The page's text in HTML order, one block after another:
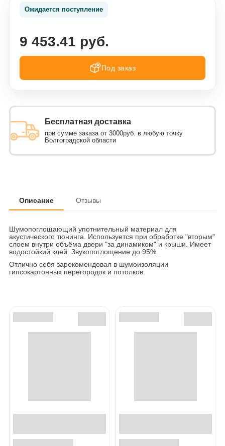
Ожидается поступление
9 453.41 руб.
Под заказ
Бесплатная доставка
при сумме заказа от 3000руб. в любую точку
Волгоградской области
Описание Отзывы
Шумопоглощающий употнительный материал для
акустического тюнинга. Используется при обработке "вторым"
слоем внутри объёма двери "за динамиком" и крыши. Имеет
водостойкий клей. Звукопоглощение до 95%.
Отлично себя зарекомендовал в шумоизоляции
гипсокартонных перегородок и потолков.